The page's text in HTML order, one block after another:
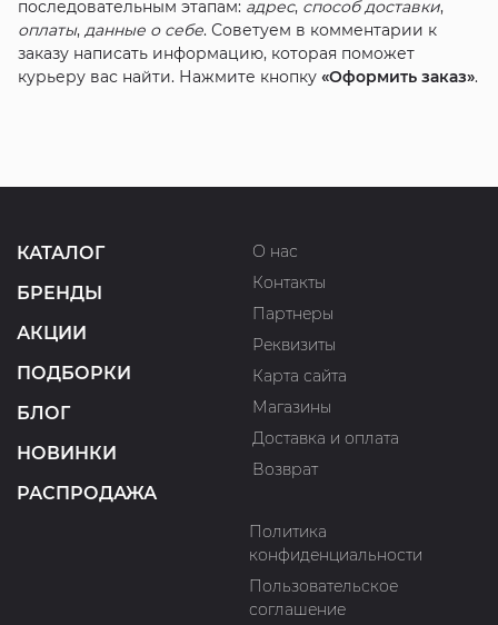
последовательным этапам: адрес, способ доставки,
оплаты, данные о себе. Советуем в комментарии к
заказу написать информацию, которая поможет
курьеру вас найти. Нажмите кнопку «Оформить заказ».
КАТАЛОГ
БРЕНДЫ
АКЦИИ
ПОДБОРКИ
БЛОГ
НОВИНКИ
РАСПРОДАЖА
О нас
Контакты
Партнеры
Реквизиты
Карта сайта
Магазины
Доставка и оплата
Возврат
Политика
конфиденциальности
Пользовательское
соглашение